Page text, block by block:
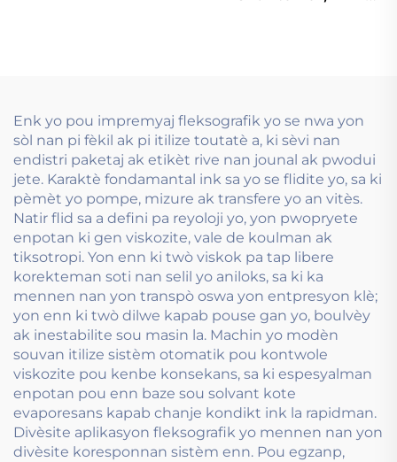
Enk yo pou impremyaj fleksografik yo se nwa yon
sòl nan pi fèkil ak pi itilize toutatè a, ki sèvi nan
endistri paketaj ak etikèt rive nan jounal ak pwodui
jete. Karaktè fondamantal ink sa yo se flidite yo, sa ki
pèmèt yo pompe, mizure ak transfere yo an vitès.
Natir flid sa a defini pa reyoloji yo, yon pwopryete
enpotan ki gen viskozite, vale de koulman ak
tiksotropi. Yon enn ki twò viskok pa tap libere
korekteman soti nan selil yo aniloks, sa ki ka
mennen nan yon transpò oswa yon entpresyon klè;
yon enn ki twò dilwe kapab pouse gan yo, boulvèy
ak inestabilite sou masin la. Machin yo modèn
souvan itilize sistèm otomatik pou kontwole
viskozite pou kenbe konsekans, sa ki espesyalman
enpotan pou enn baze sou solvant kote
evaporesans kapab chanje kondikt ink la rapidman.
Divèsite aplikasyon fleksografik yo mennen nan yon
divèsite koresponnan sistèm enn. Pou egzanp,